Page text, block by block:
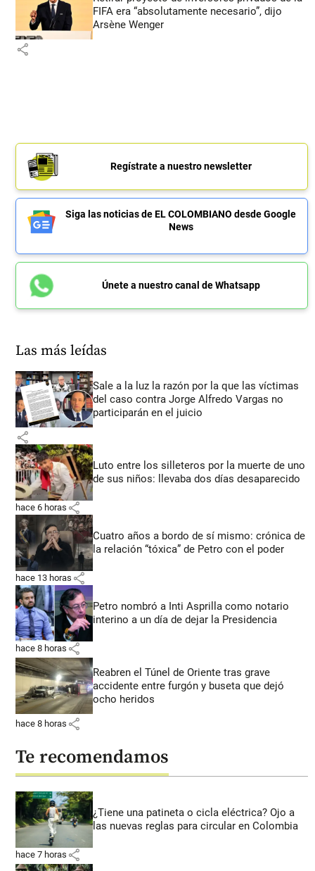
FIFA era “absolutamente necesario”, dijo
Arsène Wenger
share
Regístrate a nuestro newsletter
Siga las noticias de EL COLOMBIANO desde Google
News
Únete a nuestro canal de Whatsapp
Las más leídas
Sale a la luz la razón por la que las víctimas
del caso contra Jorge Alfredo Vargas no
participarán en el juicio
share
Luto entre los silleteros por la muerte de uno
de sus niños: llevaba dos días desaparecido
hace 6 horas share
Cuatro años a bordo de sí mismo: crónica de
la relación “tóxica” de Petro con el poder
hace 13 horas share
Petro nombró a Inti Asprilla como notario
interino a un día de dejar la Presidencia
hace 8 horas share
Reabren el Túnel de Oriente tras grave
accidente entre furgón y buseta que dejó
ocho heridos
hace 8 horas share
Te recomendamos
¿Tiene una patineta o cicla eléctrica? Ojo a
las nuevas reglas para circular en Colombia
hace 7 horas share